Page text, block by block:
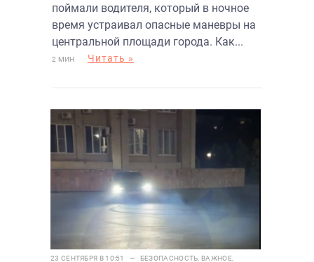
поймали водителя, который в ночное
время устраивал опасные маневры на
центральной площади города. Как...
2 МИН Читать »
23 СЕНТЯБРЯ В 10:51 — БЕЗОПАСНОСТЬ ВАЖНОЕ,